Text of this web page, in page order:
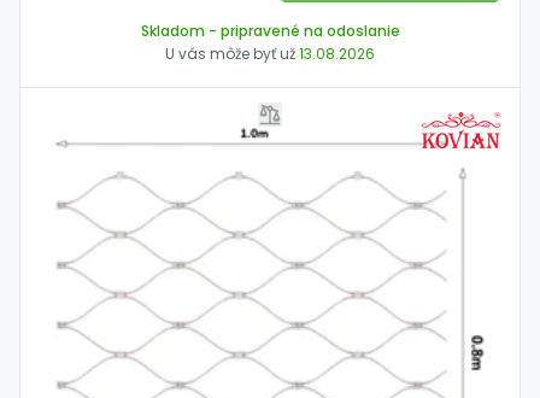
Skladom - pripravené na odoslanie
U vás môže byť už13.08.2026